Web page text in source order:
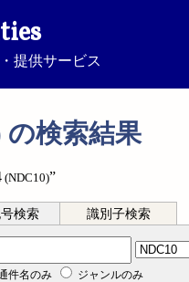
提供サービス
の検索結果
(NDC10)”
検索 識別子検索
件名のみ ジャンルのみ